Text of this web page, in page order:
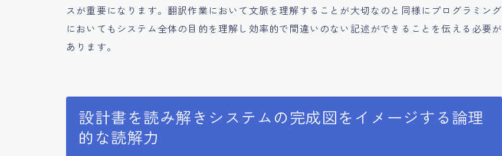
スが重要になります。翻訳作業において文脈を理解することが大切なのと同様にプログラミング
においてもシステム全体の目的を理解し効率的で間違いのない記述ができることを伝える必要が
あります。
設計書を読み解きシステムの完成図をイメージする論理
的な読解力